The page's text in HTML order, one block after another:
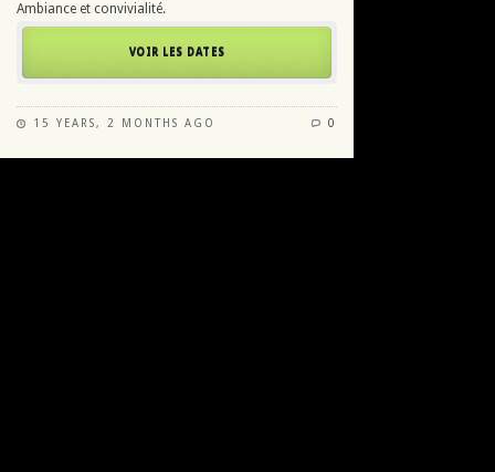
Ambiance et convivialité.
VOIR LES DATES
15 YEARS, 2 MONTHS AGO 0